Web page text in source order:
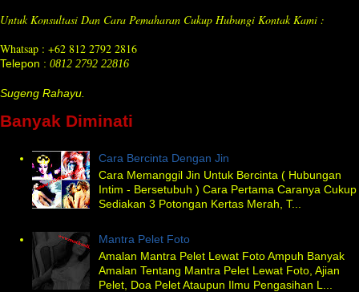
Untuk Konsultasi Dan Cara Pemaharan Cukup Hubungi Kontak Kami :
Whatsap : +62 812 2792 2816
Telepon : 0812 2792 22816
Sugeng Rahayu.
Banyak Diminati
Cara Bercinta Dengan Jin
Cara Memanggil Jin Untuk Bercinta ( Hubungan
Intim - Bersetubuh ) Cara Pertama Caranya Cukup
Sediakan 3 Potongan Kertas Merah, T...
Mantra Pelet Foto
Amalan Mantra Pelet Lewat Foto Ampuh Banyak
Amalan Tentang Mantra Pelet Lewat Foto, Ajian
Pelet, Doa Pelet Ataupun Ilmu Pengasihan L...